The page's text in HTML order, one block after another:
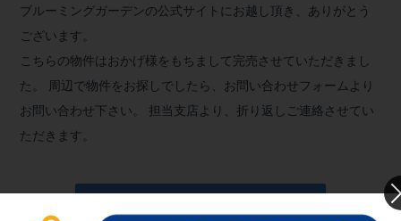
ブルーミングガーデンの公式サイトにお越し頂き、ありがとう
ございます。
こちらの物件はおかげ様をもちまして完売させていただきまし
た。
周辺で物件をお探しでしたら、お問い合わせフォームより
お問い合わせ下さい。
担当支店より、折り返しご連絡させてい
ただきます。
お問い合わせフォームへ